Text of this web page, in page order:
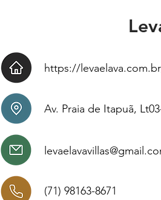
https://
Av. Praia de Itapuã,
(71) 98163-8671